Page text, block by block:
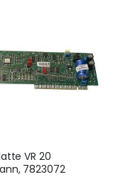
VR 20
7823072